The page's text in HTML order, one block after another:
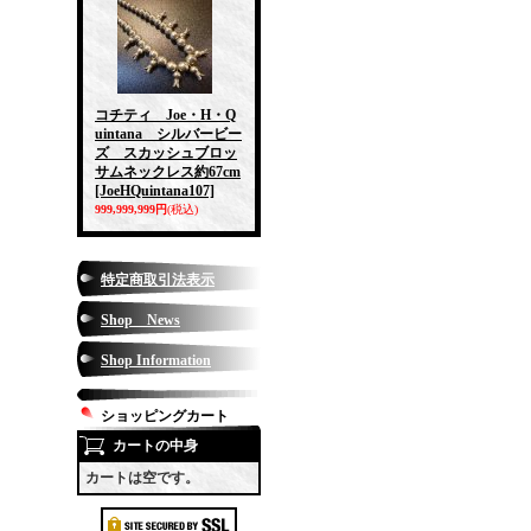
コチティ Joe・H・Q
uintana シルバービー
ズ スカッシュブロッ
サムネックレス約67cm
[JoeHQuintana107]
999,999,999円(税込)
特定商取引法表示
Shop News
Shop Information
ショッピングカート
カートの中身
カートは空です。